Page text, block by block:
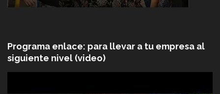
Programa enlace: para llevar a tu empresa al
siguiente nivel (video)